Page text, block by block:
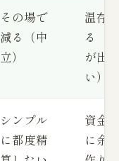
その場で
減る（中
立）
温存
る（
が出
い）
シンプル
に都度精
資金
に余